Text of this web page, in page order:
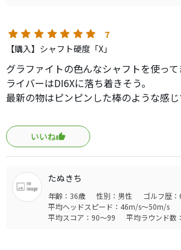
7
【購入】シャフト硬度「X」
グラファイトの色んなシャフトを使っ
ライバーはDI6Xに落ち着きそう。
最新の物はピンピンした棒のような感
にくく、しなりの感じやすい素直なDI
です。
飛距離も最新シャフトと特に変わらない。
Xでも全然しなやかにしなってくれます
優しい元調子代表って感じです。
いいね
たぬきち
年齢：36歳 性別：男性
ゴルフ歴
平均ヘッドスピード：46m/s～50m/s
平均スコア：90～99
平均ラウンド数